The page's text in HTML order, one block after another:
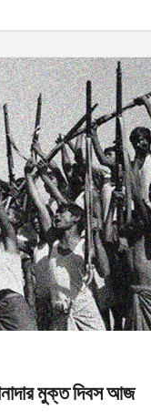
মুক্ত দিবস আজ